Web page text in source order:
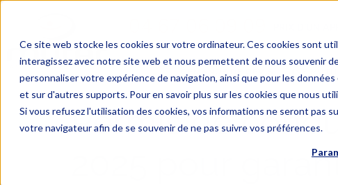
Ce site web stocke les cookies sur votre ordinateur. Ces cookies sont
interagissez avec notre site web et nous permettent de nous souvenir
personnaliser votre expérience de navigation, ainsi que pour les
et sur d'autres supports. Pour en savoir plus sur les cookies que nous
Si vous refusez l'utilisation des cookies, vos informations ne seront pas
votre navigateur afin de se souvenir de ne pas suivre vos préférences.
Permis de
2025 pour